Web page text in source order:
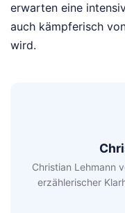
erwarten eine
auch kämpferisch
wird.
Christian Lehmann
erzählerischer